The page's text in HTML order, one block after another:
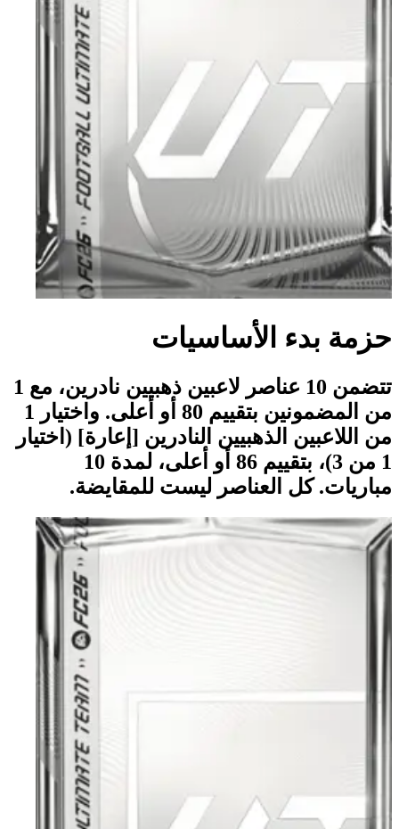
حزمة بدء الأساسيات
تتضمن 10 عناصر لاعبين ذهبيين نادرين، مع 1
من المضمونين بتقييم 80 أو أعلى. واختيار 1
من اللاعبين الذهبيين النادرين [إعارة] (اختيار
1 من 3)، بتقييم 86 أو أعلى، لمدة 10
مباريات. كل العناصر ليست للمقايضة.